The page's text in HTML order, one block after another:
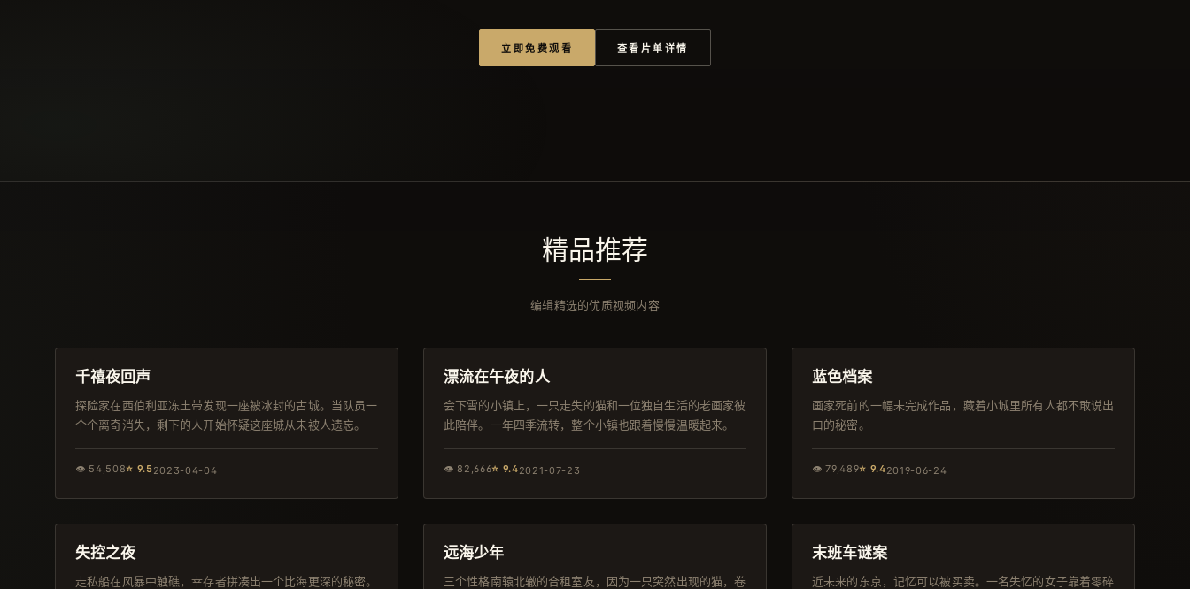
立即免费观看 查看片单详情
精品推荐
编辑精选的优质视频内容
热播
千禧夜回声
探险家在西伯利亚冻土带发现一座被冰封的古城。当队员一
个个离奇消失，剩下的人开始怀疑这座城从未被人遗忘。
👁 54,508⭐ 9.52023-04-04
高分
漂流在午夜的人
会下雪的小镇上，一只走失的猫和一位独自生活的老画家彼
此陪伴。一年四季流转，整个小镇也跟着慢慢温暖起来。
👁 82,666⭐ 9.42021-07-23
院线
蓝色档案
画家死前的一幅未完成作品，藏着小城里所有人都不敢说出
口的秘密。
👁79,489⭐ 9.42019-06-24
日本
失控之夜
走私船在风暴中触礁，幸存者拼凑出一个比海更深的秘密。
4K
远海少年
三个性格南辕北辙的合租室友，因为一只突然出现的猫，卷
杜比
末班车谜案
近未来的东京，记忆可以被买卖。一名失忆的女子靠着零碎